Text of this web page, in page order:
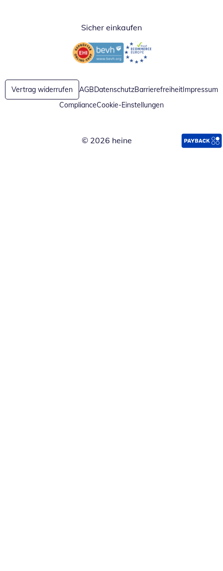
Sicher einkaufen
Öffnet in neuem FensterÖffnet in neuem Fenster
Vertrag widerrufen AGBDatenschutzBarrierefreiheitImpressum
ComplianceCookie-Einstellungen
© 2026 heine